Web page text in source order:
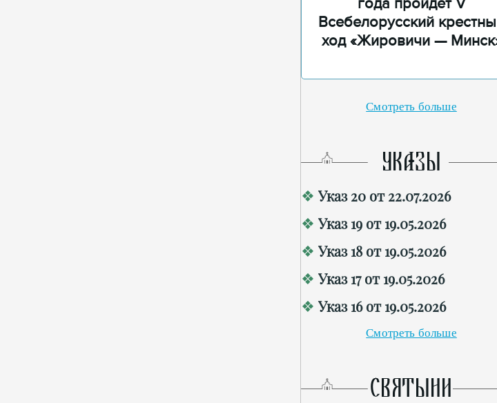
года пройдет V
Всебелорусский
ход «Жировичи —
Смотреть больше
УКАЗЫ
Указ 20 от 22.07.2026
Указ 19 от 19.05.2026
Указ 18 от 19.05.2026
Указ 17 от 19.05.2026
Указ 16 от 19.05.2026
Смотреть больше
СВЯТЫНИ